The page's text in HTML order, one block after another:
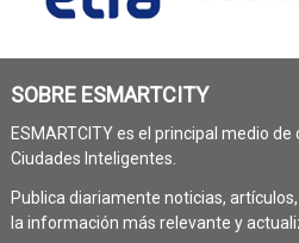
SOBRE ESMARTCITY
ESMARTCITY es el principal medio
Ciudades Inteligentes.
Publica diariamente noticias,
la información más relevante y